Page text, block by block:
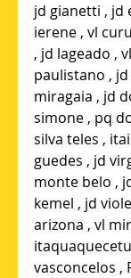
jd gianetti , jd
ierene , vl
, jd lageado ,
paulistano ,
miragaia , jd
simone , pq
silva teles ,
guedes , jd
monte belo ,
kemel , jd
arizona , vl
vasconcelos ,